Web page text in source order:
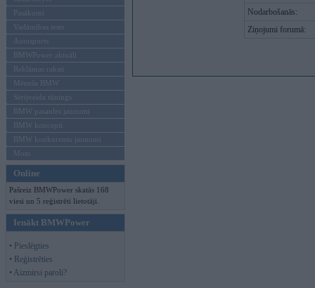
Pasākumi
Vadāmības tests
Autosports
BMWPower aktuāli
Reklāmas raksti
Mēneša BMW
Sērijveida tūnings
BMW pasaules jaunumi
BMW koncepti
BMW konkurentu jaunumi
Moto
Online
Pašreiz BMWPower skatās 168
viesi un 5 reģistrēti lietotāji.
Ienākt BMWPower
• Pieslēgties
• Reģistrēties
• Aizmirsi paroli?
Nodarbošanās:
Ziņojumi forumā: